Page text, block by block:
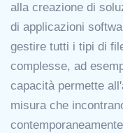
alla creazione di
di applicazioni
gestire tutti i tipi di
complesse, ad
capacità permette
misura che